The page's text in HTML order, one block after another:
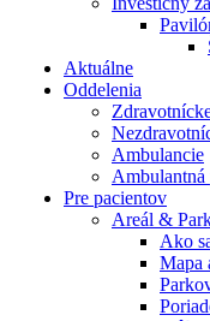
Aktuálne
Oddelenia
Ambulancie
Ambulantná
Pre pacientov
Areál &
Ako
Mapa